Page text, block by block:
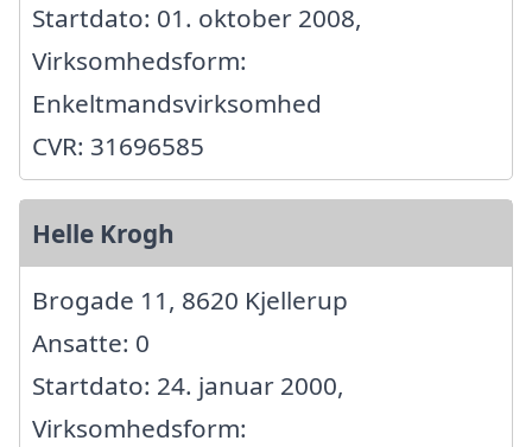
Startdato: 01. oktober 2008,
Virksomhedsform:
Enkeltmandsvirksomhed
CVR: 31696585
Helle Krogh
Brogade 11, 8620 Kjellerup
Ansatte: 0
Startdato: 24. januar 2000,
Virksomhedsform: